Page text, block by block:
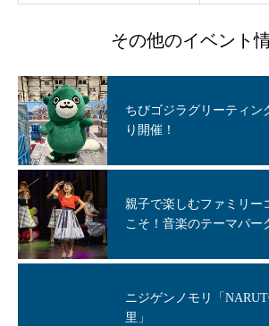
その他のイベント
ちびゴジラグリーティン
り開催！
親子で楽しむファミリ
こそ！音楽のテーマパー
ニジゲンノモリ「
里」